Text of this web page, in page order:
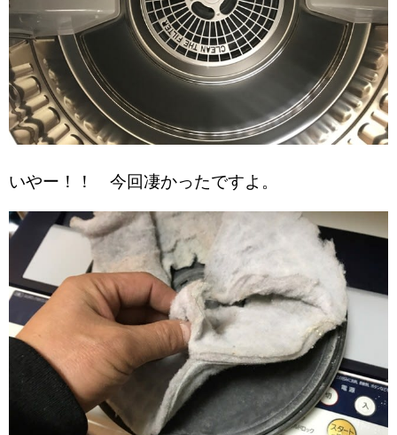
いやー！！ 今回凄かったですよ。